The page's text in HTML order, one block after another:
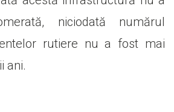
niciodată numărul
rutiere nu a fost mai
ani.